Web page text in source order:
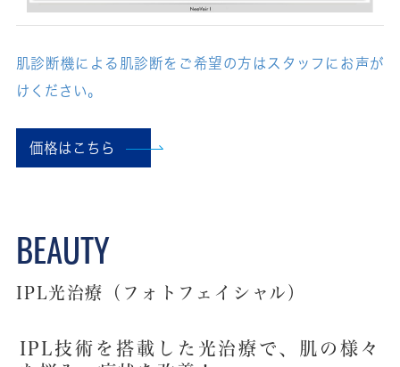
肌診断機による肌診断をご希望の方はスタッフにお声が
けください。
価格はこちら
IPL光治療（フォトフェイシャル）
IPL技術を搭載した光治療で、肌の様々